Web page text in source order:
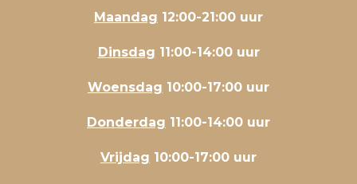
Maandag 12:00-21:00 uur
Dinsdag 11:00-14:00 uur
Woensdag 10:00-17:00 uur
Donderdag 11:00-14:00 uur
Vrijdag 10:00-17:00 uur